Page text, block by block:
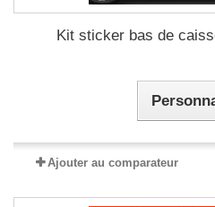
Kit sticker bas de
Ajouter au comparateur